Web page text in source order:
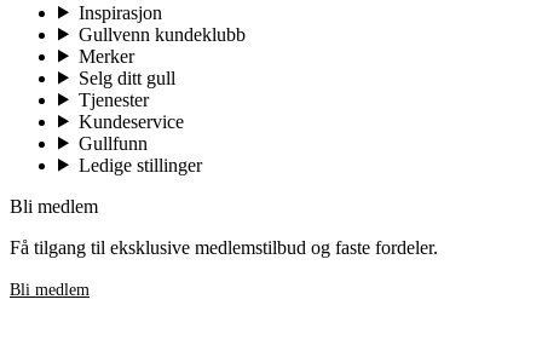
Inspirasjon
Gullvenn kundeklubb
Merker
Selg ditt gull
Tjenester
Kundeservice
Gullfunn
Ledige stillinger
Bli medlem
Få tilgang til eksklusive medlemstilbud og faste fordeler.
Bli medlem